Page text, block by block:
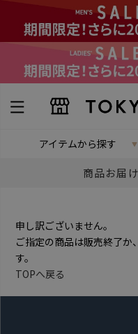
アイテムから探す
商品お届
申し訳ございません。
ご指定の商品は販売終了か
す。
TOPへ戻る